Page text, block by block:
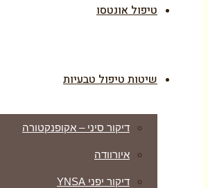
טיפול אונטסו
שיטות טיפול טבעיות
דיקור סיני – אקופנקטורה
איורוודה
דיקור יפני YNSA